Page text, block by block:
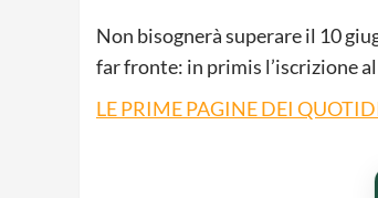
Non bisognerà superare il 10
far fronte: in primis l’iscrizione
LE PRIME PAGINE DEI